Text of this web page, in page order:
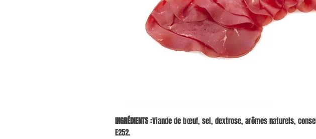
INGRÉDIENTS :Viande de bœuf, sel, dextrose, arômes naturels,
E252.